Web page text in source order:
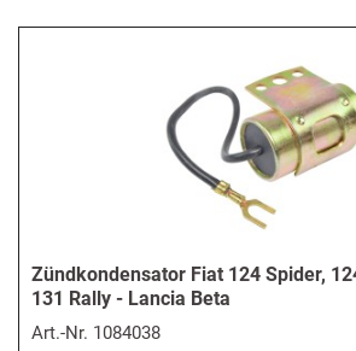
Zündkondensator Fiat 124 Spider,
131 Rally - Lancia Beta
Art.-Nr. 1084038